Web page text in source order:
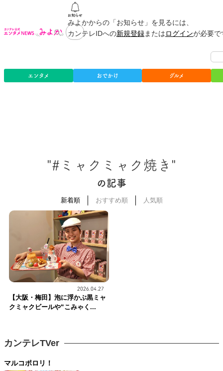
みよかからの「お知らせ」を見るには、
カンテレIDへの新規登録またはログインが必要
エンタメ おでかけ グルメ
"#ミャクミャク焼き"
の記事
新着順 おすすめ順 人気順
2026.04.27
【大阪・梅田】泡に浮かぶ黒ミャ
クミャクビールや“こみゃく...
カンテレTVer
マルコポロリ！